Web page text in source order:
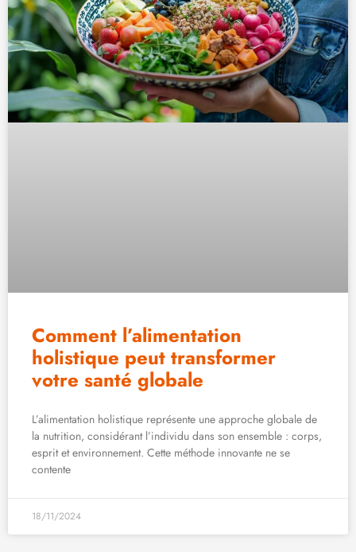
Comment l’alimentation
holistique peut transformer
votre santé globale
L’alimentation holistique représente une approche globale de
la nutrition, considérant l’individu dans son ensemble : corps,
esprit et environnement. Cette méthode innovante ne se
contente
18/11/2024